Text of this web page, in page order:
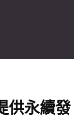
供永續發